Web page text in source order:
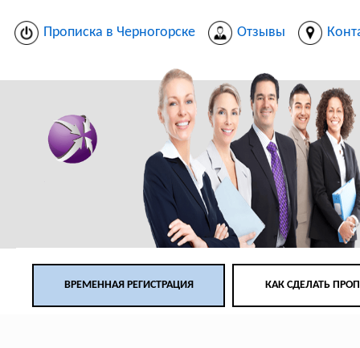
Прописка в Черногорске Отзывы
ВРЕМЕННАЯ РЕГИСТРАЦИЯ КАК СДЕЛАТЬ